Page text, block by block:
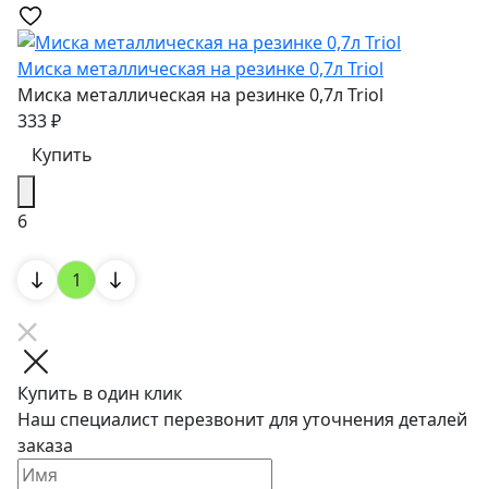
Миска металлическая на резинке 0,7л Triol
Миска металлическая на резинке 0,7л Triol
333₽
Купить
6
1
Купить в один клик
Наш специалист перезвонит для уточнения деталей
заказа